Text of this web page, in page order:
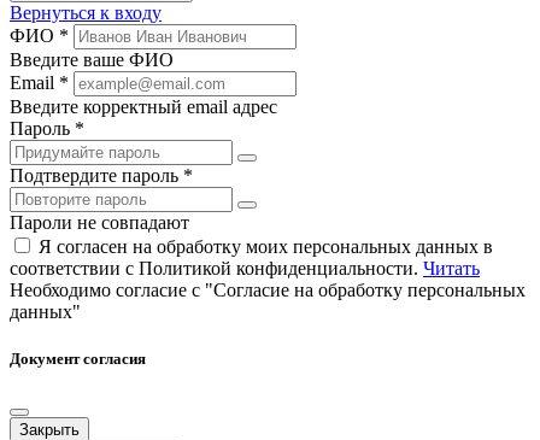
Вернуться к входу
ФИО *
Введите ваше ФИО
Email *
Введите корректный email адрес
Пароль *
Подтвердите пароль *
Пароли не совпадают
Я согласен на обработку моих персональных данных в
соответствии с Политикой конфиденциальности. Читать
Необходимо согласие с "Согласие на обработку персональных
данных"
Документ согласия
Закрыть